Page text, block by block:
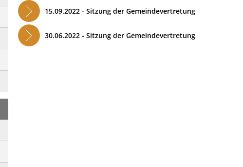
15.09.2022 - Sitzung der Gemeindevertretung
30.06.2022 - Sitzung der Gemeindevertretung